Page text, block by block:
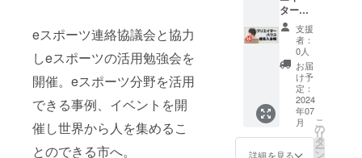
eスポーツ連絡協議会と協力
しeスポーツの活用勉強会を
開催。eスポーツ分野を活用
できる事例、イベントを開
催し世界から人を集めるこ
とのできる市へ。
ます ＜
受渡方
法＞ 作
成した
フィ
ギュア
は後日
のお渡
しとな
りま
す。 撮
影を
どのプ
ロ講師
が指導
します
※開催日
時は変
更とな
る場合
があり
ます ※
親御さ
０
（火）
、８/２
（火）
対象：
６歳～
６０歳
まで 時
間：90
ど新鮮
な海の
恵みを
ふんだ
んに使
用し、
魚とは
思えな
いほど
食べや
換、
ワーク
ショッ
プや体
験会な
どにも
参加い
ただけ
ます。
シーク
レット
自由に
散策い
ただ
き、午
後から
はみん
なで
ゆっく
り海の
家で、
お食事
を楽し
ターハ
ウス優
先入会
権利】
１年待
ちの人
気教室
クリエ
イター
ハウス
（IT/プ
ログラ
支援
者：
0人
お届
け予
定：
2024
年07
月
詳細を見る
こ
の
リ
タ
ー
ン